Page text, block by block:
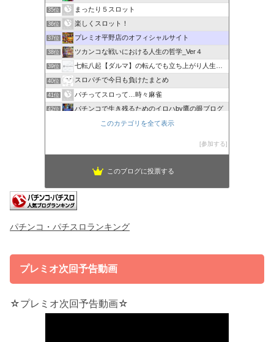
35位 まったり５スロット
36位 楽しくスロット！
37位 プレミオ平野店のオフィシャルサイト
38位 ツカンコな戦いにおける人生の哲学_Ver４
39位 七転八起【ダルマ】の転んでも立ち上がり人生ブログ
40位 スロパチで今日も負けたまとめ
41位 パチってスロって…時々麻雀
42位 パチンコで生き残るためのイロハby鷹の眼ブログ
リーマンスロッターの収支日記
このカテゴリを全て表示
参加する
このブログに投票する
パチンコ・パチスロランキング
プレミオ次回予告動画
☆プレミオ次回予告動画☆